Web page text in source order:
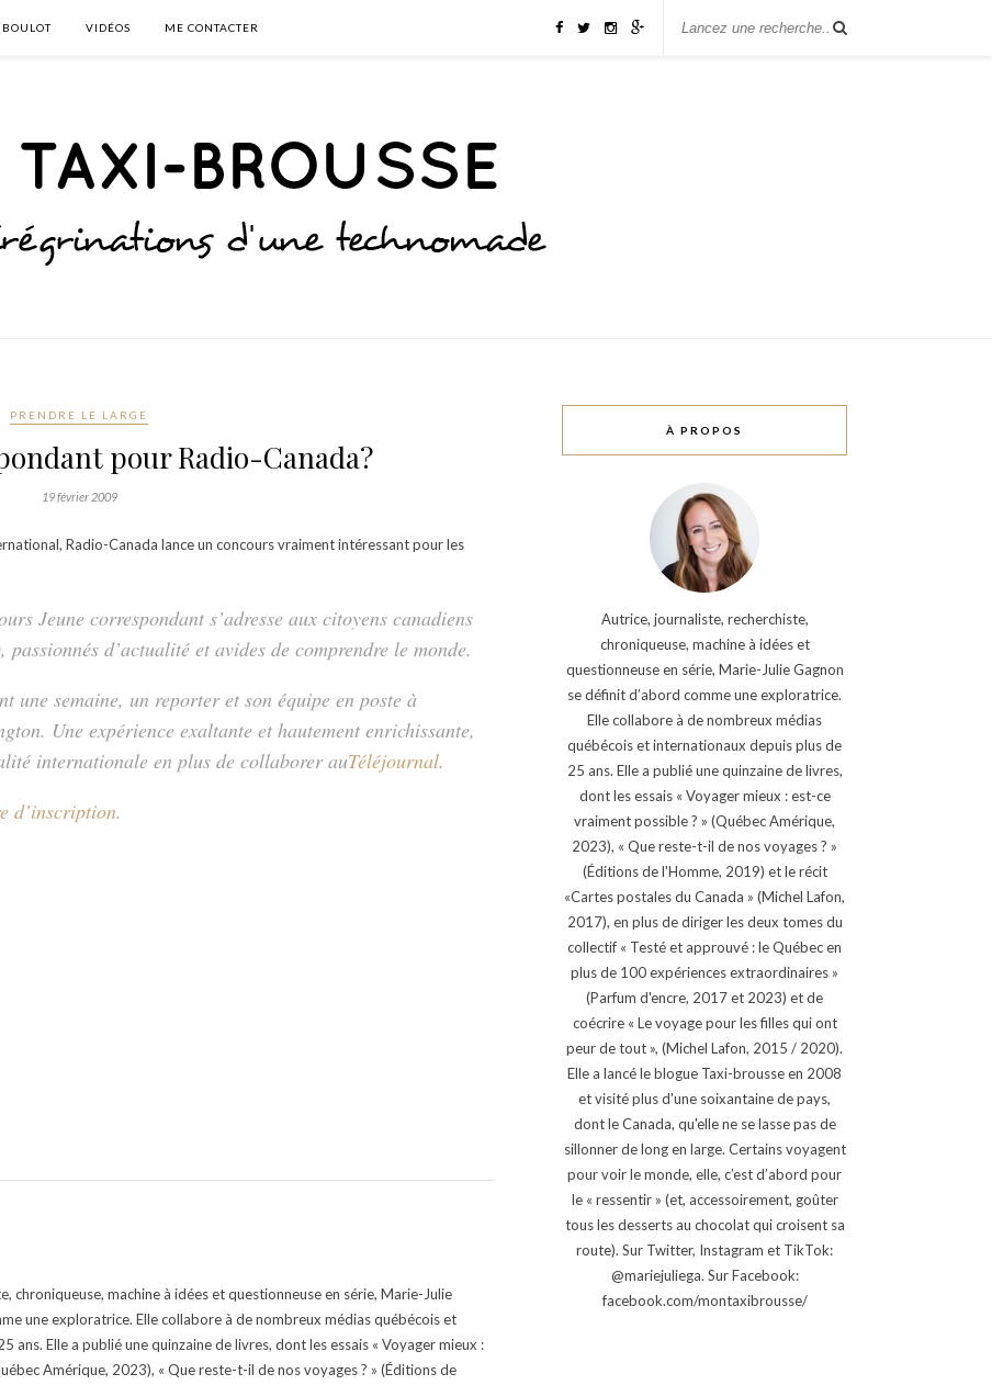
BOULOT VIDÉOS ME CONTACTER
PRENDRE LE LARGE
pour Radio-Canada?
19 février 2009
Radio-Canada lance un concours vraiment intéressant pour les
Jeune correspondant s’adresse aux citoyens canadiens
d’actualité et avides de comprendre le monde.
une semaine, un reporter et son équipe en poste à
Une expérience exaltante et hautement enrichissante,
internationale en plus de collaborer auTéléjournal.
d’inscription.
chroniqueuse, machine à idées et questionneuse en série, Marie-Julie
une exploratrice. Elle collabore à de nombreux médias québécois et
ans. Elle a publié une quinzaine de livres, dont les essais « Voyager mieux :
Amérique, 2023), « Que reste-t-il de nos voyages ? » (Éditions de
À PROPOS
Autrice, journaliste, recherchiste,
chroniqueuse, machine à idées et
questionneuse en série, Marie-Julie Gagnon
se définit d’abord comme une exploratrice.
Elle collabore à de nombreux médias
québécois et internationaux depuis plus de
25 ans. Elle a publié une quinzaine de livres,
dont les essais « Voyager mieux : est-ce
vraiment possible ? » (Québec Amérique,
2023), « Que reste-t-il de nos voyages ? »
(Éditions de l'Homme, 2019) et le récit
«Cartes postales du Canada » (Michel Lafon,
2017), en plus de diriger les deux tomes du
collectif « Testé et approuvé : le Québec en
plus de 100 expériences extraordinaires »
(Parfum d'encre, 2017 et 2023) et de
coécrire « Le voyage pour les filles qui ont
peur de tout », (Michel Lafon, 2015 / 2020).
Elle a lancé le blogue Taxi-brousse en 2008
et visité plus d'une soixantaine de pays,
dont le Canada, qu'elle ne se lasse pas de
sillonner de long en large. Certains voyagent
pour voir le monde, elle, c’est d’abord pour
le « ressentir » (et, accessoirement, goûter
tous les desserts au chocolat qui croisent sa
route). Sur Twitter, Instagram et TikTok:
@mariejuliega. Sur Facebook:
facebook.com/montaxibrousse/